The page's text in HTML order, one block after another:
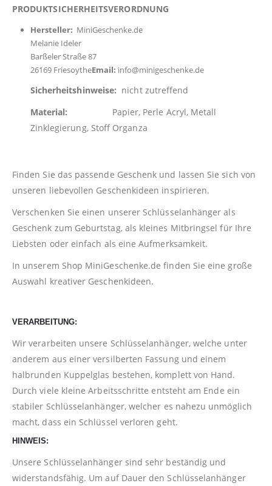
PRODUKTSICHERHEITSVERORDNUNG
Hersteller: MiniGeschenke.de
Melanie Ideler
Barßeler Straße 87
26169 FriesoytheEmail: info@minigeschenke.de
Sicherheitshinweise: nicht zutreffend
Material: Papier, Perle Acryl, Metall
Zinklegierung, Stoff Organza
Finden Sie das passende Geschenk und lassen Sie sich von
unseren liebevollen Geschenkideen inspirieren.
Verschenken Sie einen unserer Schlüsselanhänger als
Geschenk zum Geburtstag, als kleines Mitbringsel für Ihre
Liebsten oder einfach als eine Aufmerksamkeit.
In unserem Shop MiniGeschenke.de finden Sie eine große
Auswahl kreativer Geschenkideen.
VERARBEITUNG:
Wir verarbeiten unsere Schlüsselanhänger, welche unter
anderem aus einer versilberten Fassung und einem
halbrunden Kuppelglas bestehen, komplett von Hand.
Durch viele kleine Arbeitsschritte entsteht am Ende ein
stabiler Schlüsselanhänger, welcher es nahezu unmöglich
macht, dass ein Schlüssel verloren geht.
HINWEIS:
Unsere Schlüsselanhänger sind sehr beständig und
widerstandsfähig. Um auf Dauer den Schlüsselanhänger